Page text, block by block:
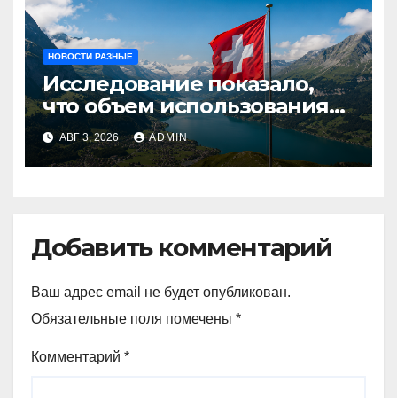
НОВОСТИ РАЗНЫЕ
Исследование показало,
что объем использования
криптовалют в Швейцарии
в два раза превышает
аналогичный показатель в
АВГ 3, 2026 ADMIN
Добавить комментарий
Ваш адрес email не будет опубликован.
Обязательные поля помечены *
Комментарий *